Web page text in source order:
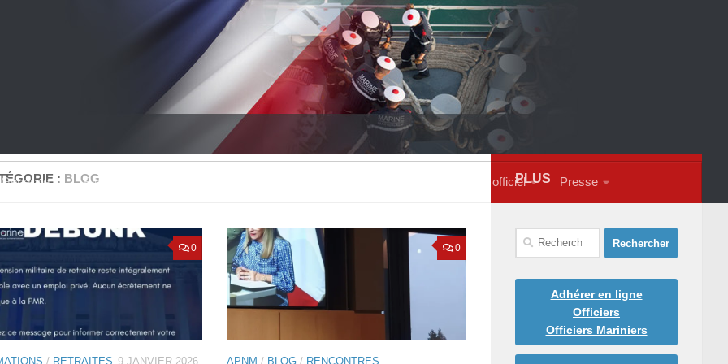
Bilan comptable Courrier officiel Presse
: BLOG
0
/ RETRAITES 9 JANVIER 2026
0
APNM / BLOG / RENCONTRES
PLUS
Rechercher :
Adhérer en ligne
Officiers
Officiers Mariniers